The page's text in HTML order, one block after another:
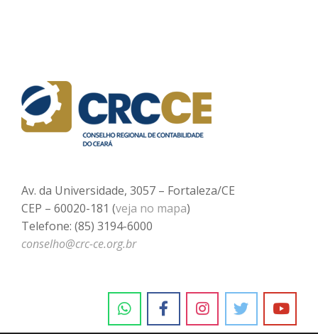
Av. da Universidade, 3057 – Fortaleza/CE
CEP – 60020-181 (veja no mapa)
Telefone: (85) 3194-6000
conselho@crc-ce.org.br